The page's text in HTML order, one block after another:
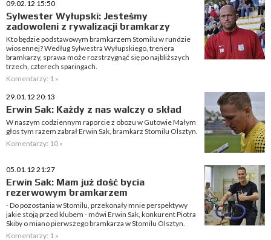
09.02.12 15:50
Sylwester Wyłupski: Jesteśmy
zadowoleni z rywalizacji bramkarzy
Kto będzie podstawowym bramkarzem Stomilu w rundzie
wiosennej? Według Sylwestra Wyłupskiego, trenera
bramkarzy, sprawa może rozstrzygnąć się po najbliższych
trzech, czterech sparingach.
Komentarzy: 1 »
29.01.12 20:13
Erwin Sak: Każdy z nas walczy o skład
W naszym codziennym raporcie z obozu w Gutowie Małym
głos tym razem zabrał Erwin Sak, bramkarz Stomilu Olsztyn.
Komentarzy: 10 »
05.01.12 21:27
Erwin Sak: Mam już dość bycia
rezerwowym bramkarzem
- Do pozostania w Stomilu, przekonały mnie perspektywy
jakie stoją przed klubem - mówi Erwin Sak, konkurent Piotra
Skiby o miano pierwszego bramkarza w Stomilu Olsztyn.
Komentarzy: 1 »